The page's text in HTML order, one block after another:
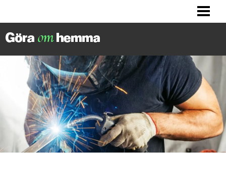
LITET KÖK? HITTA INSPIRATION!
FIXA HALLEN
BLOGG